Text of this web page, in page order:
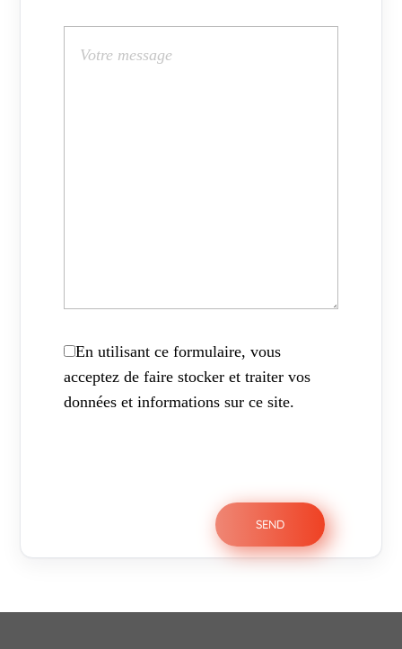
En utilisant ce formulaire, vous
acceptez de faire stocker et traiter vos
données et informations sur ce site.